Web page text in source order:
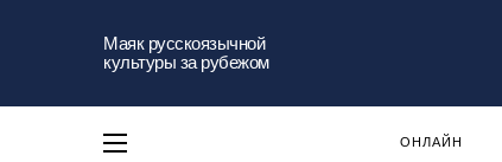
Маяк русскоязычной
культуры за рубежом
ОНЛАЙН